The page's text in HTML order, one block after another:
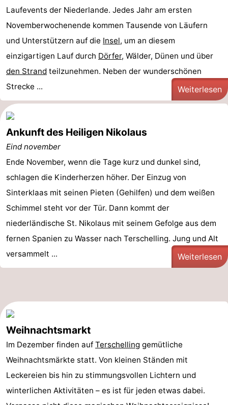
Laufevents der Niederlande. Jedes Jahr am ersten
Novemberwochenende kommen Tausende von Läufern
und Unterstützern auf die Insel, um an diesem
einzigartigen Lauf durch Dörfer, Wälder, Dünen und über
den Strand teilzunehmen. Neben der wunderschönen
Strecke ...
Weiterlesen
Ankunft des Heiligen Nikolaus
Eind november
Ende November, wenn die Tage kurz und dunkel sind,
schlagen die Kinderherzen höher. Der Einzug von
Sinterklaas mit seinen Pieten (Gehilfen) und dem weißen
Schimmel steht vor der Tür. Dann kommt der
niederländische St. Nikolaus mit seinem Gefolge aus dem
fernen Spanien zu Wasser nach Terschelling. Jung und Alt
versammelt ...
Weiterlesen
Weihnachtsmarkt
Im Dezember finden auf Terschelling gemütliche
Weihnachtsmärkte statt. Von kleinen Ständen mit
Leckereien bis hin zu stimmungsvollen Lichtern und
winterlichen Aktivitäten – es ist für jeden etwas dabei.